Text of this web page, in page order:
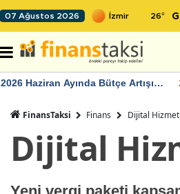
07 Ağustos 2026 26°
2026 Haziran Ayında Bütçe Artışı
FinansTaksi Finans Dijital
Dijital